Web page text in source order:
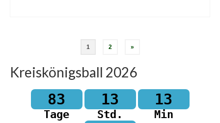
Seitennummerierung
der
Beiträge
1 2 »
Kreiskönigsball 2026
83
Tage
13
Std.
13
Min